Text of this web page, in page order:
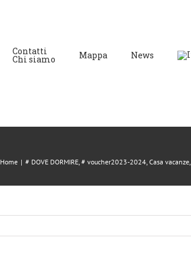
Contatti
Chi siamo Mappa News
Home | # DOVE DORMIRE, # voucher2023-2024, Casa vacanze,